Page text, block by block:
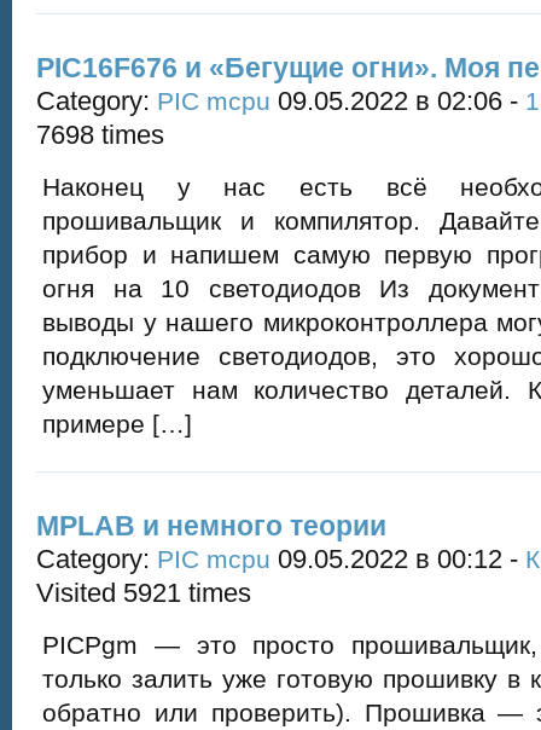
PIC16F676 и «Бегущие огни». Моя
Category: PIC mcpu 09.05.2022 в 02:06 -
7698 times
Наконец у нас есть всё
прошивальщик и компилятор.
прибор и напишем самую первую
огня на 10 светодиодов Из
выводы у нашего микроконтроллера
подключение светодиодов, это
уменьшает нам количество деталей.
примере […]
MPLAB и немного теории
Category: PIC mcpu 09.05.2022 в 00:12 -
Visited 5921 times
PICPgm — это просто
только залить уже готовую прошивку в
обратно или проверить). Прошивка —